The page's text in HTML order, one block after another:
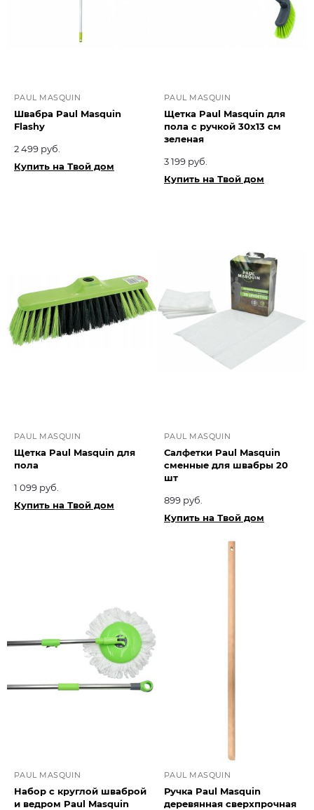
PAUL MASQUIN
Швабра Paul Masquin
Flashy
2 499 руб.
Купить на Твой дом
PAUL MASQUIN
Щетка Paul Masquin для
пола с ручкой 30х13 см
зеленая
3 199 руб.
Купить на Твой дом
PAUL MASQUIN
Щетка Paul Masquin для
пола
1 099 руб.
Купить на Твой дом
PAUL MASQUIN
Салфетки Paul Masquin
сменные для швабры 20
шт
899 руб.
Купить на Твой дом
PAUL MASQUIN
Набор с круглой шваброй
и ведром Paul Masquin
PAUL MASQUIN
Ручка Paul Masquin
деревянная сверхпрочная